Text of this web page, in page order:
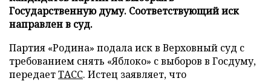
Государственную думу. Соответствующий иск
направлен в суд.
Партия «Родина» подала иск в Верховный суд с
требованием снять «Яблоко» с выборов в Госдуму,
передаетТАСС. Истец заявляет, что